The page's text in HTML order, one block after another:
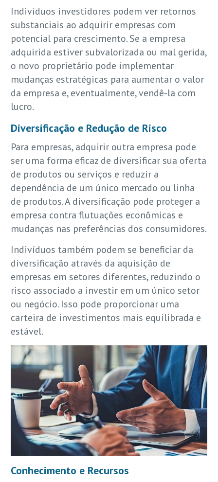
Indivíduos investidores podem ver retornos
substanciais ao adquirir empresas com
potencial para crescimento. Se a empresa
adquirida estiver subvalorizada ou mal gerida,
o novo proprietário pode implementar
mudanças estratégicas para aumentar o valor
da empresa e, eventualmente, vendê-la com
lucro.
Diversificação e Redução de Risco
Para empresas, adquirir outra empresa pode
ser uma forma eficaz de diversificar sua oferta
de produtos ou serviços e reduzir a
dependência de um único mercado ou linha
de produtos. A diversificação pode proteger a
empresa contra flutuações econômicas e
mudanças nas preferências dos consumidores.
Indivíduos também podem se beneficiar da
diversificação através da aquisição de
empresas em setores diferentes, reduzindo o
risco associado a investir em um único setor
ou negócio. Isso pode proporcionar uma
carteira de investimentos mais equilibrada e
estável.
Conhecimento e Recursos